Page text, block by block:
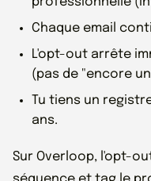
Chaque email
L'opt-out arrête
(pas de "encore
Tu tiens un
ans.
Sur Overloop, l'opt-